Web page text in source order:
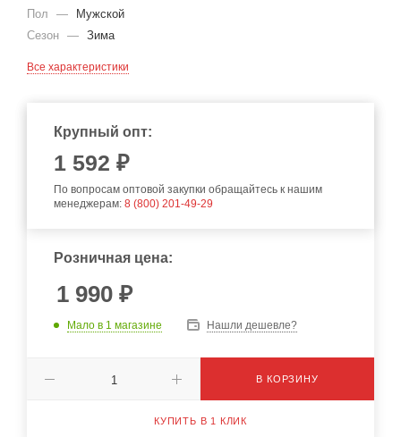
Пол
—
Мужской
Сезон — Зима
Все характеристики
Крупный опт:
1 592 ₽
По вопросам оптовой закупки обращайтесь к нашим
менеджерам: 8 (800) 201-49-29
Розничная цена:
1 990 ₽
Мало в 1 магазине Нашли дешевле?
В КОРЗИНУ
КУПИТЬ В 1 КЛИК